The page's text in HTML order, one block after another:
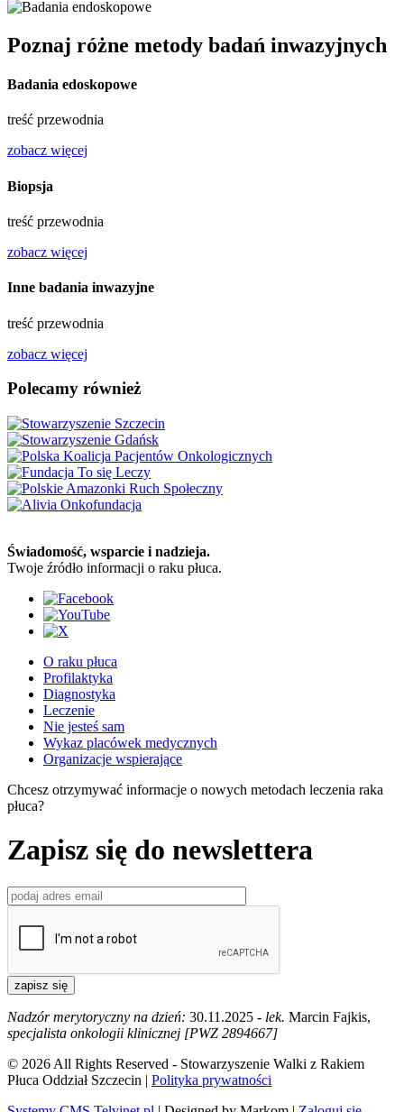
Poznaj różne metody badań inwazyjnych
Badania edoskopowe
treść przewodnia
zobacz więcej
Biopsja
treść przewodnia
zobacz więcej
Inne badania inwazyjne
treść przewodnia
zobacz więcej
Polecamy również
Świadomość, wsparcie i nadzieja.
Twoje źródło informacji o raku płuca.
O raku płuca
Profilaktyka
Diagnostyka
Leczenie
Nie jesteś sam
Wykaz placówek medycznych
Organizacje wspierające
Chcesz otrzymywać informacje o nowych metodach leczenia raka
płuca?
Zapisz się do newslettera
zapisz się
Nadzór merytoryczny na dzień: 30.11.2025 - lek. Marcin Fajkis,
specjalista onkologii klinicznej [PWZ 2894667]
© 2026 All Rights Reserved - Stowarzyszenie Walki z Rakiem
Płuca Oddział Szczecin | Polityka prywatności